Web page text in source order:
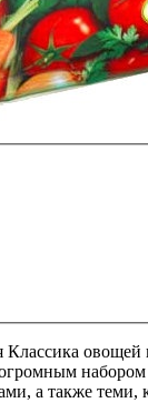
овощей
а также теми,